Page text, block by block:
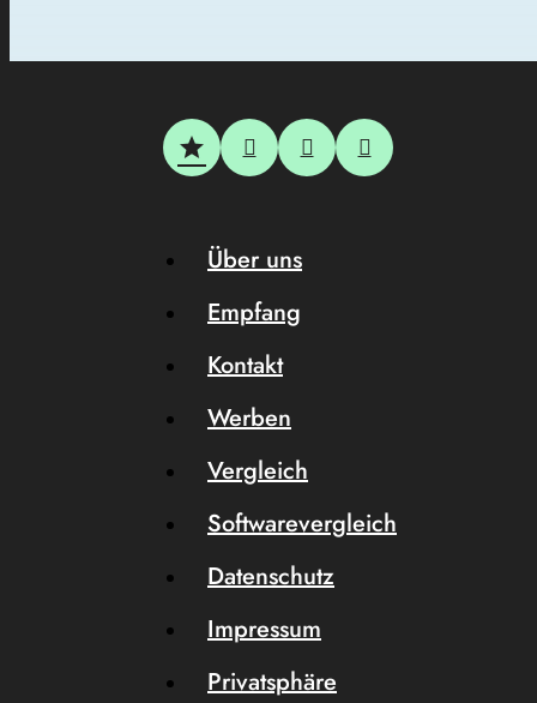
Über uns
Empfang
Kontakt
Werben
Vergleich
Softwarevergleich
Datenschutz
Impressum
Privatsphäre